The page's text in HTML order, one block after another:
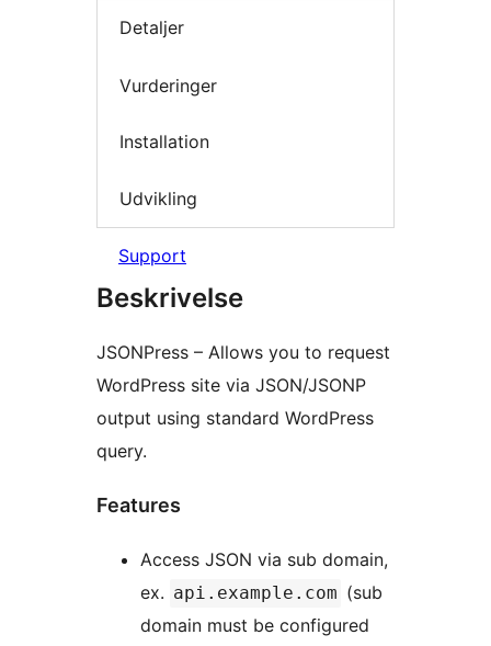
Detaljer
Vurderinger
Installation
Udvikling
Support
Beskrivelse
JSONPress – Allows you to request
WordPress site via JSON/JSONP
output using standard WordPress
query.
Features
Access JSON via sub domain,
ex. api.example.com (sub
domain must be configured